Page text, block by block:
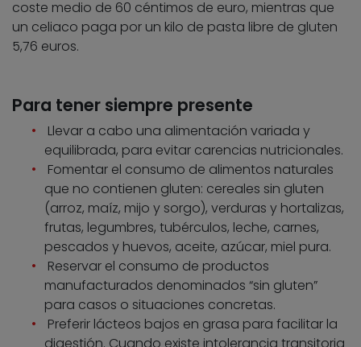
coste medio de 60 céntimos de euro, mientras que
un celiaco paga por un kilo de pasta libre de gluten
5,76 euros.
Para tener siempre presente
Llevar a cabo una alimentación variada y
equilibrada, para evitar carencias nutricionales.
Fomentar el consumo de alimentos naturales
que no contienen gluten: cereales sin gluten
(arroz, maíz, mijo y sorgo), verduras y hortalizas,
frutas, legumbres, tubérculos, leche, carnes,
pescados y huevos, aceite, azúcar, miel pura.
Reservar el consumo de productos
manufacturados denominados “sin gluten”
para casos o situaciones concretas.
Preferir lácteos bajos en grasa para facilitar la